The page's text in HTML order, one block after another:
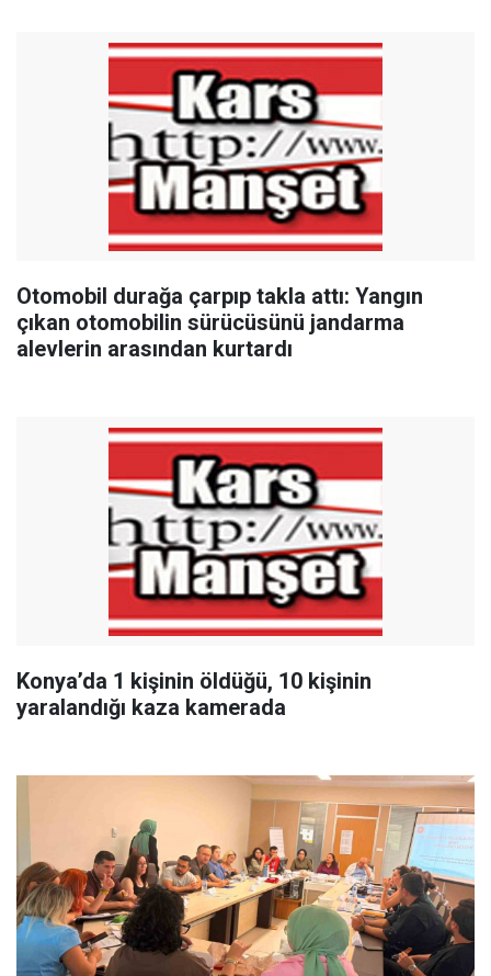
Otomobil durağa çarpıp takla attı: Yangın
çıkan otomobilin sürücüsünü jandarma
alevlerin arasından kurtardı
Konya’da 1 kişinin öldüğü, 10 kişinin
yaralandığı kaza kamerada